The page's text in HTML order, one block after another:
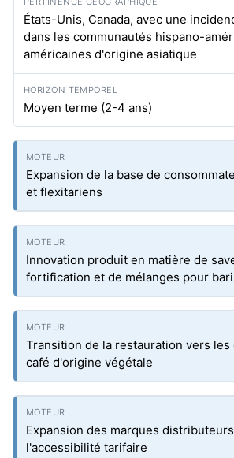
États-Unis, Canada, avec une
dans les communautés hispano-
américaines d'origine asiatique
Moyen terme (2-4 ans)
Expansion de la base de
et flexitariens
Innovation produit en matière de
fortification et de mélanges pour
Transition de la restauration vers les
café d'origine végétale
Expansion des marques
l'accessibilité tarifaire